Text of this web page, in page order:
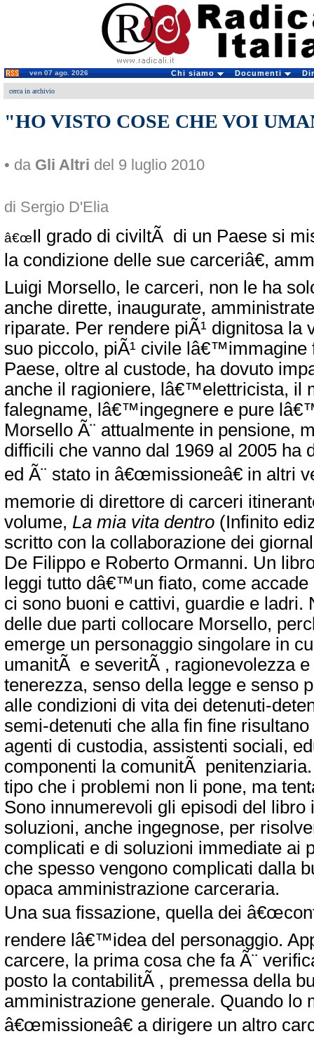
ven 07 ago. 2026 Chi siamo Documenti
cerca in archivio
"HO VISTO COSE CHE VOI
• da Gli Altri del 9 luglio 2010
di Sergio D'Elia
â€œIl grado di civiltÃ di un Paese si
la condizione delle sue carceriâ€,
Luigi Morsello, le carceri, non le ha
anche dirette, inaugurate,
riparate. Per rendere piÃ¹ dignitosa la
suo piccolo, piÃ¹ civile lâ€™immagine
Paese, oltre al custode, ha dovuto
anche il ragioniere, lâ€™elettricista, il
falegname, lâ€™ingegnere e pure
Morsello Ã¨ attualmente in pensione,
difficili che vanno dal 1969 al 2005 ha
ed Ã¨ stato in â€œmissioneâ€ in altri
memorie di direttore di carceri
volume, La mia vita dentro (Infinito
scritto con la collaborazione dei
De Filippo e Roberto Ormanni. Un
leggi tutto dâ€™un fiato, come accade
ci sono buoni e cattivi, guardie e ladri.
delle due parti collocare Morsello,
emerge un personaggio singolare in
umanitÃ e severitÃ , ragionevolezza
tenerezza, senso della legge e senso
alle condizioni di vita dei detenuti-
semi-detenuti che alla fin fine
agenti di custodia, assistenti sociali,
componenti la comunitÃ
tipo che i problemi non li pone, ma
Sono innumerevoli gli episodi del libro
soluzioni, anche ingegnose, per
complicati e di soluzioni immediate ai
che spesso vengono complicati dalla
opaca amministrazione carceraria.
Una sua fissazione, quella dei
rendere lâ€™idea del personaggio.
carcere, la prima cosa che fa Ã¨
posto la contabilitÃ , premessa della
amministrazione generale. Quando lo
â€œmissioneâ€ a dirigere un altro